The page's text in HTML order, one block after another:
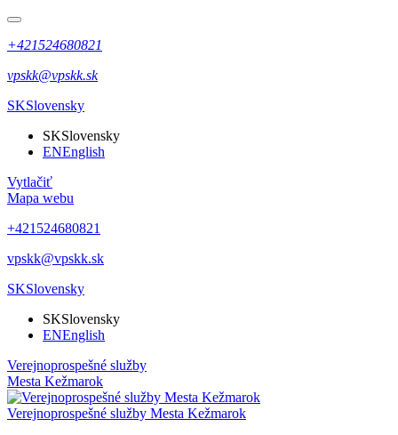
+421524680821
vpskk@vpskk.sk
SKSlovensky
SKSlovensky
ENEnglish
Vytlačiť
Mapa webu
+421524680821
vpskk@vpskk.sk
SKSlovensky
SKSlovensky
ENEnglish
Verejnoprospešné služby
Mesta Kežmarok
Verejnoprospešné služby Mesta Kežmarok